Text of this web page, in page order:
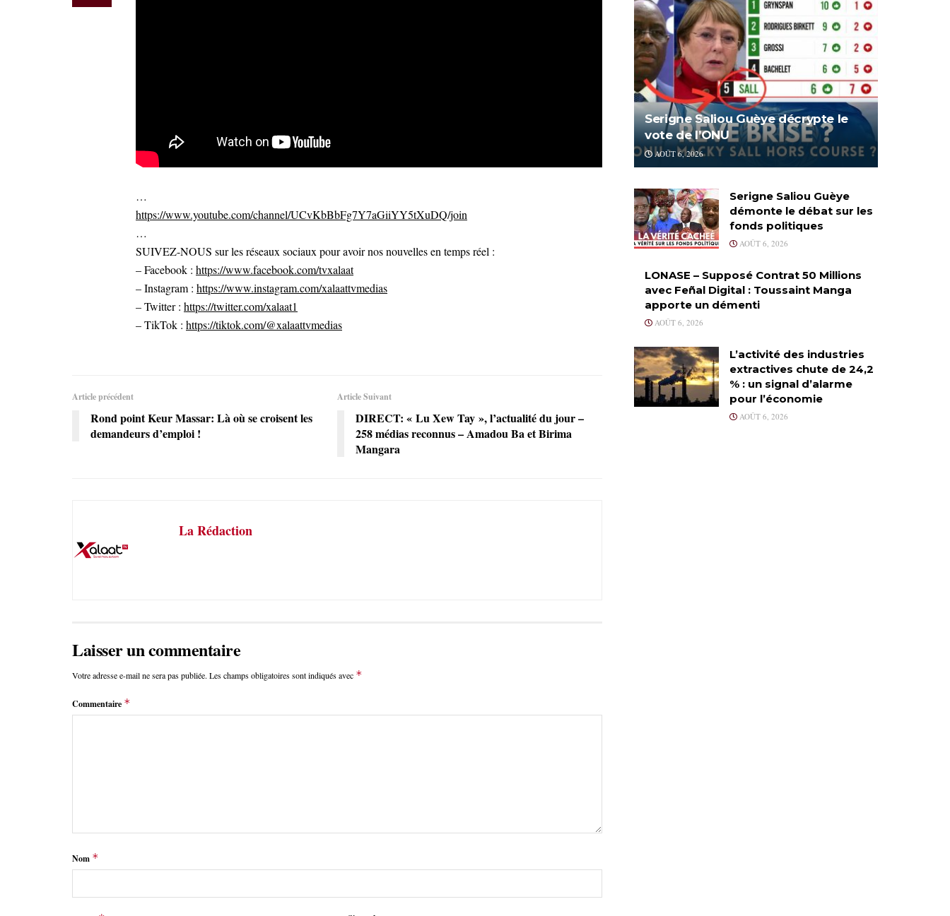
…
https://www.youtube.com/channel/UCvKbBbFg7Y7aGiiYY5tXuDQ/join
…
SUIVEZ-NOUS sur les réseaux sociaux pour avoir nos nouvelles en temps réel :
– Facebook : https://www.facebook.com/tvxalaat
– Instagram : https://www.instagram.com/xalaattvmedias
– Twitter : https://twitter.com/xalaat1
– TikTok : https://tiktok.com/@xalaattvmedias
Article précédent
Rond point Keur Massar: Là où se croisent les
demandeurs d’emploi !
Article Suivant
DIRECT: « Lu Xew Tay », l’actualité du jour –
258 médias reconnus – Amadou Ba et Birima
Mangara
La Rédaction
Laisser un commentaire
Votre adresse e-mail ne sera pas publiée. Les champs obligatoires sont indiqués avec *
Commentaire *
Nom *
Serigne Saliou Guèye décrypte le
vote de l’ONU
AOÛT 6, 2026
Serigne Saliou Guèye
démonte le débat sur les
fonds politiques
AOÛT 6, 2026
LONASE – Supposé Contrat 50 Millions
avec Feñal Digital : Toussaint Manga
apporte un démenti
AOÛT 6, 2026
L’activité des industries
extractives chute de 24,2
% : un signal d’alarme
pour l’économie
AOÛT 6, 2026